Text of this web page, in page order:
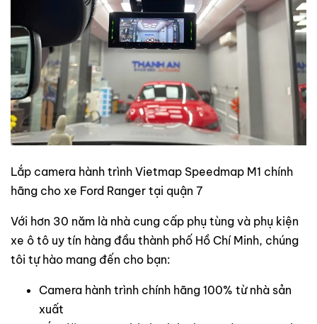
Lắp camera hành trình Vietmap Speedmap M1 chính
hãng cho xe Ford Ranger tại quận 7
Với hơn 30 năm là nhà cung cấp phụ tùng và phụ kiện
xe ô tô uy tín hàng đầu thành phố Hồ Chí Minh, chúng
tôi tự hào mang đến cho bạn:
Camera hành trình chính hãng 100% từ nhà sản
xuất